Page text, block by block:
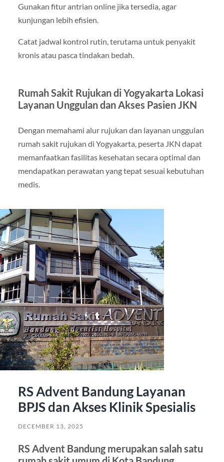
Gunakan fitur antrian online jika tersedia, agar
kunjungan lebih efisien.
Catat jadwal kontrol rutin, terutama untuk penyakit
kronis atau pasca tindakan bedah.
Rumah Sakit Rujukan di Yogyakarta Lokasi
Layanan Unggulan dan Akses Pasien JKN
Dengan memahami alur rujukan dan layanan unggulan
rumah sakit rujukan di Yogyakarta, peserta JKN dapat
memanfaatkan fasilitas kesehatan secara optimal dan
mendapatkan perawatan yang tepat sesuai kebutuhan
medis.
RS Advent Bandung Layanan
BPJS dan Akses Klinik Spesialis
DECEMBER 13, 2025
RS Advent Bandung merupakan salah satu